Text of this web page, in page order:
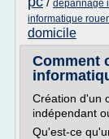
depannage
informatique
domicile
Comment
Création d'un
indépendant
Qu'est-ce